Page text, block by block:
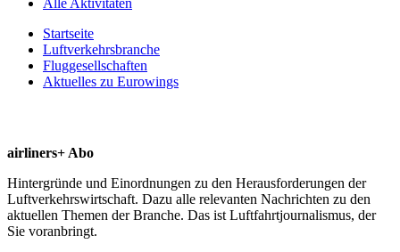
Startseite
Luftverkehrsbranche
Fluggesellschaften
Aktuelles zu Eurowings
airliners+ Abo
Hintergründe und Einordnungen zu den Herausforderungen der
Luftverkehrswirtschaft. Dazu alle relevanten Nachrichten zu den
aktuellen Themen der Branche. Das ist Luftfahrtjournalismus, der
Sie voranbringt.